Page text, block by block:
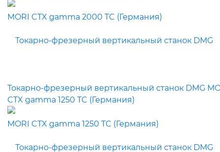
Токарно-фрезерный вертикальный станок DMG
CTX gamma 1250 TC (Германия)